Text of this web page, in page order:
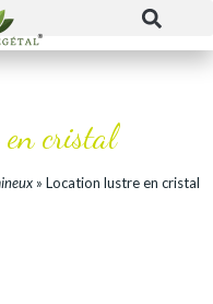
cristal
» Location lustre en cristal